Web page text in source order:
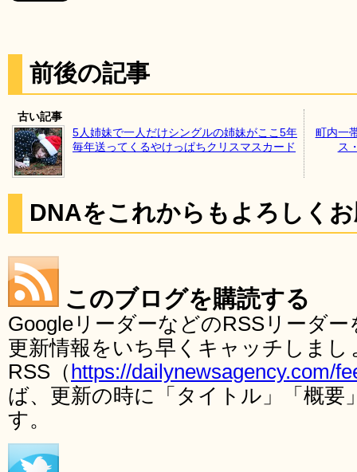
前後の記事
古い記事
5人姉妹で一人だけシングルの姉妹がここ5年
毎年送ってくるやけっぱちクリスマスカード
町内一
ス
DNAをこれからもよろしく
このブログを購読する
GoogleリーダーなどのRSSリーダ
更新情報をいち早くキャッチしま
RSS（ https://dailynewsagency.com/
ば、更新の時に「タイトル」「概要
す。